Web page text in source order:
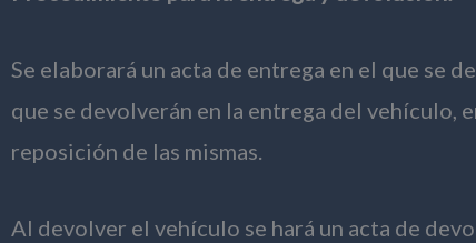
Se elaborará un acta de entrega en el que se
que se devolverán en la entrega del vehículo,
reposición de las mismas.
Al devolver el vehículo se hará un acta de